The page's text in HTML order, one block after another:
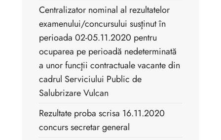
Centralizator nominal al rezultatelor
examenului/concursului susţinut în
perioada 02-05.11.2020 pentru
ocuparea pe perioadă nedeterminată
a unor funcţii contractuale vacante din
cadrul Serviciului Public de
Salubrizare Vulcan
Rezultate proba scrisa 16.11.2020
concurs secretar general